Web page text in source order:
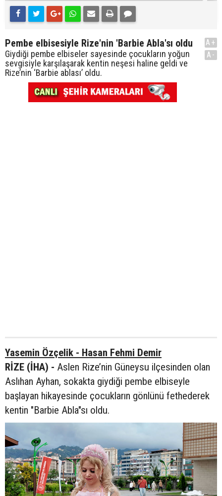
Pembe elbisesiyle Rize'nin 'Barbie Abla'sı oldu
Giydiği pembe elbiseler sayesinde çocukların yoğun
sevgisiyle karşılaşarak kentin neşesi haline geldi ve
Rize’nin ‘Barbie ablası’ oldu.
A+
A-
Yasemin Özçelik - Hasan Fehmi Demir
RİZE (İHA) - Aslen Rize’nin Güneysu ilçesinden olan
Aslıhan Ayhan, sokakta giydiği pembe elbiseyle
başlayan hikayesinde çocukların gönlünü fethederek
kentin "Barbie Abla"sı oldu.